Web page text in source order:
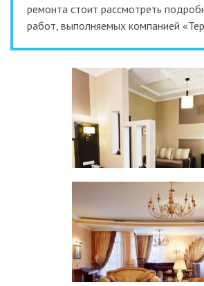
ремонта стоит рассмотреть
работ, выполняемых компанией